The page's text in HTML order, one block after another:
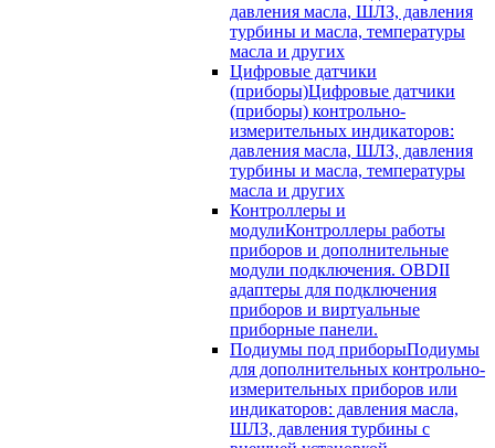
давления масла, ШЛЗ, давления
турбины и масла, температуры
масла и других
Цифровые датчики
(приборы)Цифровые датчики
(приборы) контрольно-
измерительных индикаторов:
давления масла, ШЛЗ, давления
турбины и масла, температуры
масла и других
Контроллеры и
модулиКонтроллеры работы
приборов и дополнительные
модули подключения. OBDII
адаптеры для подключения
приборов и виртуальные
приборные панели.
Подиумы под приборыПодиумы
для дополнительных контрольно-
измерительных приборов или
индикаторов: давления масла,
ШЛЗ, давления турбины с